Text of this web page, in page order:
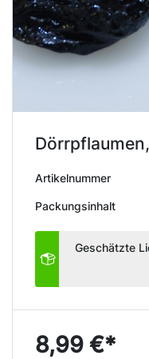
Artikelnummer
Packungsinhalt
Geschätzte
8,99 €*